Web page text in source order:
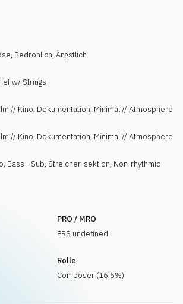
, Bedrohlich, Ängstlich
w/ Strings
// Kino, Dokumentation, Minimal // Atmosphere
// Kino, Dokumentation, Minimal // Atmosphere
, Bass - Sub, Streicher-sektion, Non-rhythmic
PRO / MRO
PRS undefined
Rolle
Composer (16.5%)